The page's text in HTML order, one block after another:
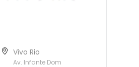
Vivo Rio
Av. Infante Dom